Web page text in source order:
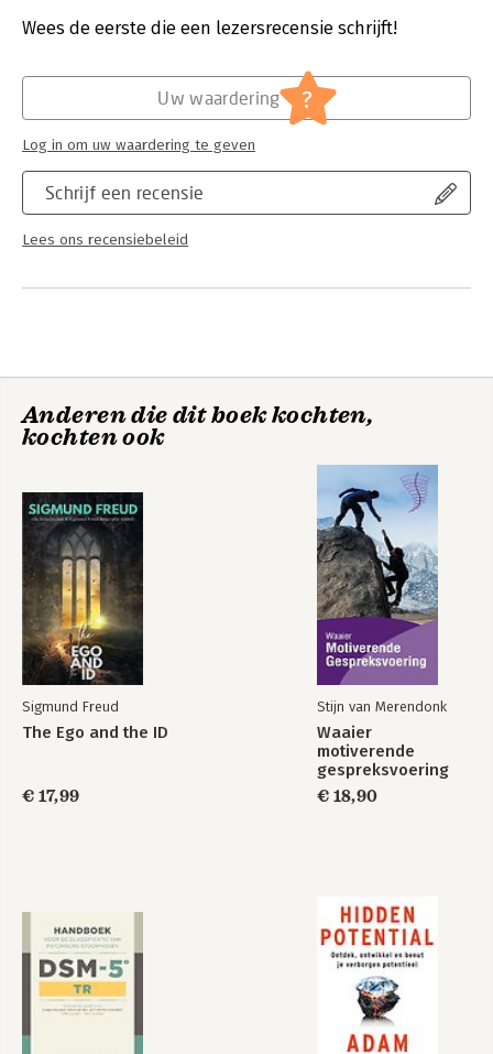
Druk:
1
Psychologie
Wees de eerste die een lezersrecensie schrijft!
Schrijf een recensie
Lees ons recensiebeleid
Uw waardering ?
Log in om uw waardering te geven
Anderen die dit boek kochten,
kochten ook
Sigmund Freud
The Ego and the ID
€ 17,99
Stijn van Merendonk
Waaier
motiverende
gespreksvoering
€ 18,90